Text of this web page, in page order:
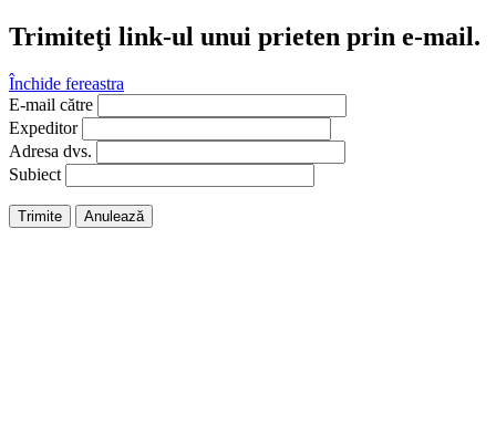
Trimiteţi link-ul unui prieten prin e-mail.
Închide fereastra
E-mail către
Expeditor
Adresa dvs.
Subiect
Trimite Anulează